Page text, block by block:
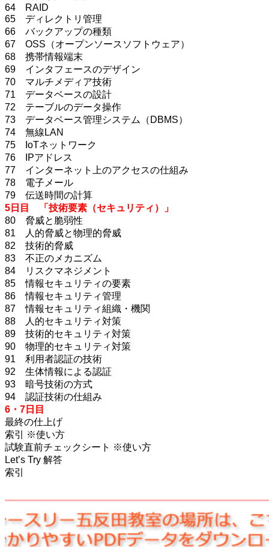
64 RAID
65 ディレクトリ管理
66 バックアップの種類
67 OSS（オープンソースソフトウェア）
68 携帯情報端末
69 インタフェースのデザイン
70 マルチメディア技術
71 データベースの設計
72 テーブルのデータ操作
73 データベース管理システム（DBMS）
74 無線LAN
75 IoTネットワーク
76 IPアドレス
77 インターネット上のアクセスの仕組み
78 電子メール
79 伝送時間の計算
5日目 「技術要素（セキュリティ）」
80 脅威と脆弱性
81 人的脅威と物理的脅威
82 技術的脅威
83 不正のメカニズム
84 リスクマネジメント
85 情報セキュリティの要素
86 情報セキュリティ管理
87 情報セキュリティ組織・機関
88 人的セキュリティ対策
89 技術的セキュリティ対策
90 物理的セキュリティ対策
91 利用者認証の技術
92 生体情報による認証
93 暗号技術の方式
94 認証技術の仕組み
6・7日目
最終の仕上げ
索引 ※使い方
試験直前チェックシート ※使い方
Let’s Try 解答
索引